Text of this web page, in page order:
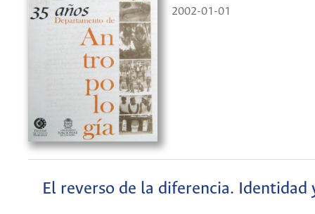
2002-01-01
El reverso de la diferencia. Identidad